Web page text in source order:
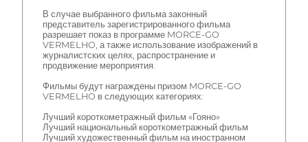
В случае выбранного фильма законный
представитель зарегистрированного фильма
разрешает показ в программе MORCE-GO
VERMELHO, а также использование изображений в
журналистских целях, распространение и
продвижение мероприятия.
Фильмы будут награждены призом MORCE-GO
VERMELHO в следующих категориях:
Лучший короткометражный фильм «Гояно»
Лучший национальный короткометражный фильм
Лучший художественный фильм на иностранном